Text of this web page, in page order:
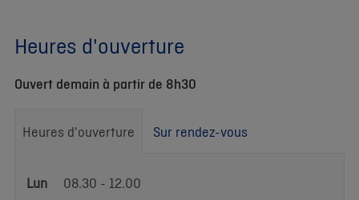
Heures d'ouverture
Ouvert demain à partir de 8h30
Heures d'ouverture Sur rendez-vous
Heures
Lun
08.30 - 12.00